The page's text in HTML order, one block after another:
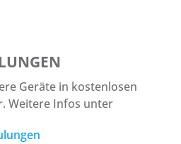
Geräte in kostenlosen
Weitere Infos unter